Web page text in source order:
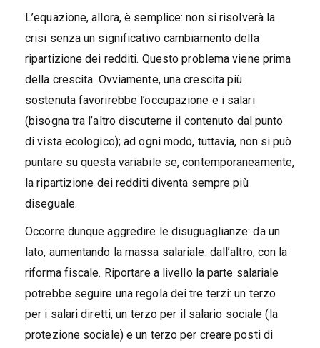
L’equazione, allora, è semplice: non si risolverà la
crisi senza un significativo cambiamento della
ripartizione dei redditi. Questo problema viene prima
della crescita. Ovviamente, una crescita più
sostenuta favorirebbe l’occupazione e i salari
(bisogna tra l’altro discuterne il contenuto dal punto
di vista ecologico); ad ogni modo, tuttavia, non si può
puntare su questa variabile se, contemporaneamente,
la ripartizione dei redditi diventa sempre più
diseguale.
Occorre dunque aggredire le disuguaglianze: da un
lato, aumentando la massa salariale: dall’altro, con la
riforma fiscale. Riportare a livello la parte salariale
potrebbe seguire una regola dei tre terzi: un terzo
per i salari diretti, un terzo per il salario sociale (la
protezione sociale) e un terzo per creare posti di